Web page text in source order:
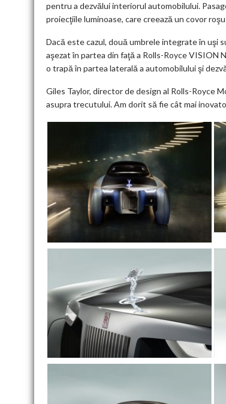
pentru a dezvălui interiorul automobilului.
proiecţiile luminoase, care creează un covor
Dacă este cazul, două umbrele integrate în uşi
aşezat în partea din faţă a Rolls-Royce VISION
o trapă în partea laterală a automobilului şi
Giles Taylor, director de design al Rolls-Royce
asupra trecutului. Am dorit să fie cât mai